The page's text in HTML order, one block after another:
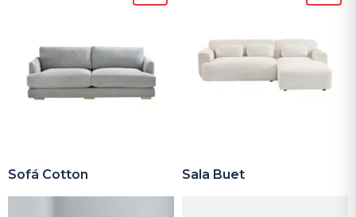
Sofá Cotton Sala Buet